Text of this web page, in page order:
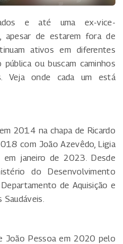
e até uma ex-vice-
apesar de estarem fora de
ativos em diferentes
ou buscam caminhos
Veja onde cada um está
2014 na chapa de Ricardo
com João Azevêdo, Ligia
em janeiro de 2023. Desde
do Desenvolvimento
de Aquisição e
João Pessoa em 2020 pelo